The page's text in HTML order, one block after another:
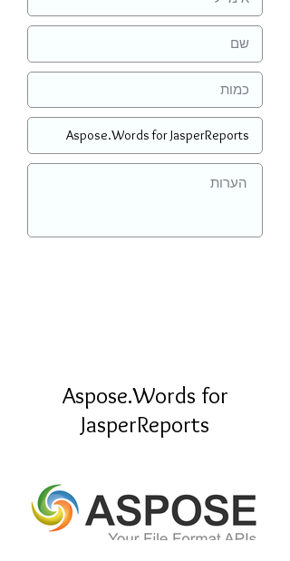
Aspose.Words for
JasperReports